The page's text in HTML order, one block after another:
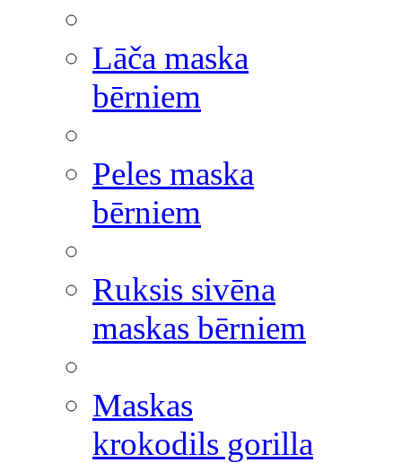
Lāča maska
bērniem
Peles maska
bērniem
Ruksis sivēna
maskas bērniem
Maskas
krokodils gorilla